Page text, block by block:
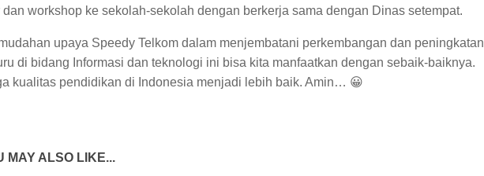
dan workshop ke sekolah-sekolah dengan berkerja sama dengan Dinas setempat.
upaya Speedy Telkom dalam menjembatani perkembangan dan peningkatan
di bidang Informasi dan teknologi ini bisa kita manfaatkan dengan sebaik-baiknya.
kualitas pendidikan di Indonesia menjadi lebih baik. Amin… 😀
MAY ALSO LIKE...